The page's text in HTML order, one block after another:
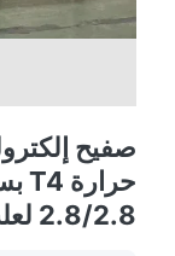
صفيح
2.8/2.8 لعلب مسحوق الحليب